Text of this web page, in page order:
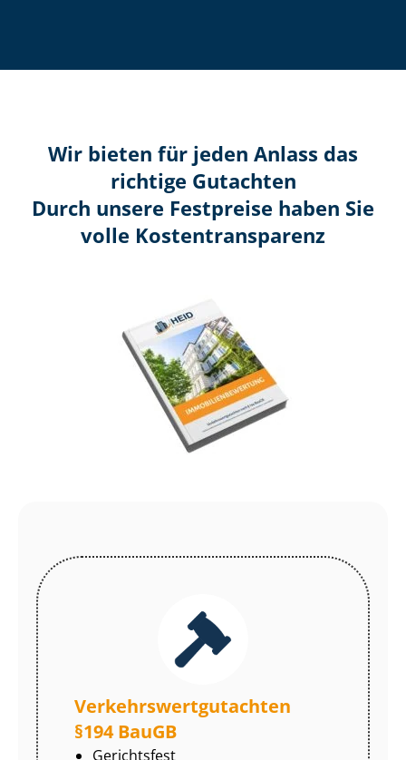
Wir bieten für jeden Anlass das
richtige Gutachten
Durch unsere Festpreise haben Sie
volle Kosten­transparenz
Ver­kehrs­wert­gut­ach­ten
§194 BauGB
Gerichtsfest